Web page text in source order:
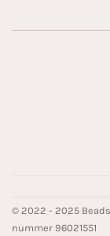
© 2022 - 2025
nummer 96021551